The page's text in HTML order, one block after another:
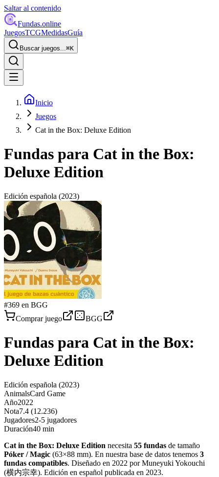
Saltar al contenido
Fundas.online
JuegosTCGMedidasGuía
Buscar juegos...⌘K
Inicio
Juegos
Cat in the Box: Deluxe Edition
Fundas para Cat in the Box:
Deluxe Edition
Edición española (2023)
#369 en BGG
Comprar juego
BGG
Fundas para Cat in the Box:
Deluxe Edition
Edición española (2023)
AnimalsCard Game
Año2022
Nota7.4 (12.236)
Jugadores2-5 jugadores
Duración40 min
Cat in the Box: Deluxe Edition necesita 55 fundas de tamaño
Póker / Magic (63×88 mm). En nuestra base de datos tenemos 3
fundas compatibles. Diseñado en 2022 por Muneyuki Yokouchi
(横内宗幸). Edición en español publicada en 2023.